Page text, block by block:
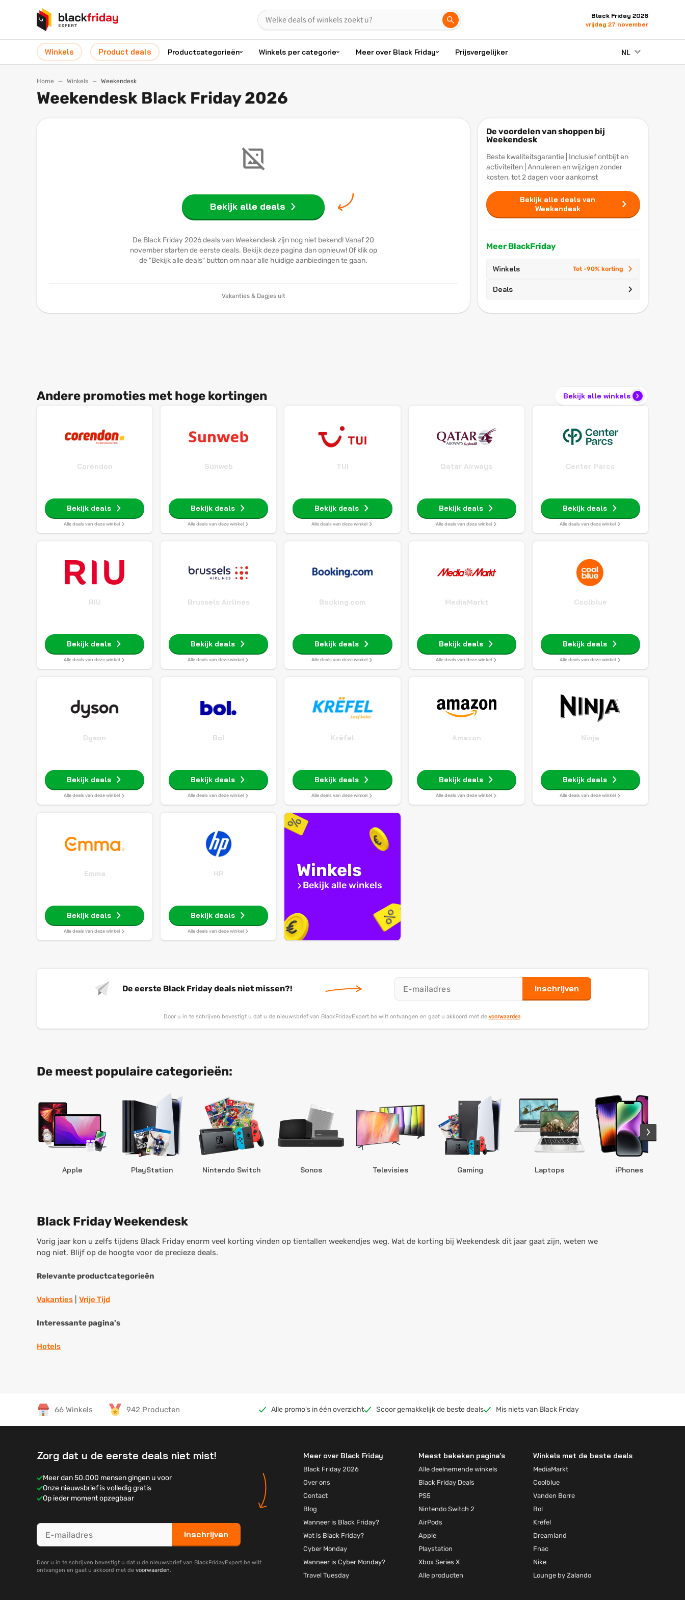
Black Friday 2026
vrijdag 27 november
Winkels Product deals Productcategorieën Winkels per categorie Meer over Black Friday Prijsvergelijker NL
Home Winkels Weekendesk
Weekendesk Black Friday 2026
Bekijk alle deals
De Black Friday 2026 deals van Weekendesk zijn nog niet bekend! Vanaf 20
november starten de eerste deals. Bekijk deze pagina dan opnieuw! Of klik op
de "Bekijk alle deals" button om naar alle huidige aanbiedingen te gaan.
Vakanties & Dagjes uit
De voordelen van shoppen bij
Weekendesk
Beste kwaliteitsgarantie | Inclusief ontbijt en
activiteiten | Annuleren en wijzigen zonder
kosten, tot 2 dagen voor aankomst
Bekijk alle deals van
Weekendesk
Meer BlackFriday
Winkels Tot -90% korting
Deals
Andere promoties met hoge kortingen Bekijk alle winkels
Corendon
Bekijk deals
Alle deals van deze winkel
Sunweb
Bekijk deals
Alle deals van deze winkel
TUI
Bekijk deals
Alle deals van deze winkel
Qatar Airways
Bekijk deals
Alle deals van deze winkel
Center Parcs
Bekijk deals
Alle deals van deze winkel
RIU
Bekijk deals
Alle deals van deze winkel
Brussels Airlines
Bekijk deals
Alle deals van deze winkel
Booking.com
Bekijk deals
Alle deals van deze winkel
MediaMarkt
Bekijk deals
Alle deals van deze winkel
Coolblue
Bekijk deals
Alle deals van deze winkel
Dyson
Bekijk deals
Alle deals van deze winkel
Bol
Bekijk deals
Alle deals van deze winkel
Krëfel
Bekijk deals
Alle deals van deze winkel
Amazon
Bekijk deals
Alle deals van deze winkel
Ninja
Bekijk deals
Alle deals van deze winkel
Emma
Bekijk deals
Alle deals van deze winkel
HP
Bekijk deals
Alle deals van deze winkel
Winkels
Bekijk alle winkels
De eerste Black Friday deals niet missen?! Inschrijven
Door u in te schrijven bevestigt u dat u de nieuwsbrief van BlackFridayExpert.be wilt ontvangen en gaat u akkoord met de voorwaarden.
De meest populaire categorieën:
Apple PlayStation Nintendo Switch Sonos Televisies Gaming Laptops iPhones
Black Friday Weekendesk
Vorig jaar kon u zelfs tijdens Black Friday enorm veel korting vinden op tientallen weekendjes weg. Wat de korting bij Weekendesk dit jaar gaat zijn, weten we
nog niet. Blijf op de hoogte voor de precieze deals.
Relevante productcategorieën
Vakanties Vrije Tijd
Interessante pagina's
Hotels
66 Winkels 942 Producten Alle promo's in één overzicht Scoor gemakkelijk de beste deals Mis niets van Black Friday
Zorg dat u de eerste deals niet mist!
Meer dan 50.000 mensen gingen u voor
Onze nieuwsbrief is volledig gratis
Op ieder moment opzegbaar
Inschrijven
Door u in te schrijven bevestigt u dat u de nieuwsbrief van BlackFridayExpert.be wilt
ontvangen en gaat u akkoord met de voorwaarden.
Meer over Black Friday
Black Friday 2026
Over ons
Contact
Blog
Wanneer is Black Friday?
Wat is Black Friday?
Cyber Monday
Wanneer is Cyber Monday?
Travel Tuesday
Meest bekeken pagina's
Alle deelnemende winkels
Black Friday Deals
PS5
Nintendo Switch 2
AirPods
Apple
Playstation
Xbox Series X
Alle producten
Winkels met de beste deals
MediaMarkt
Coolblue
Vanden Borre
Bol
Krëfel
Dreamland
Fnac
Nike
Lounge by Zalando